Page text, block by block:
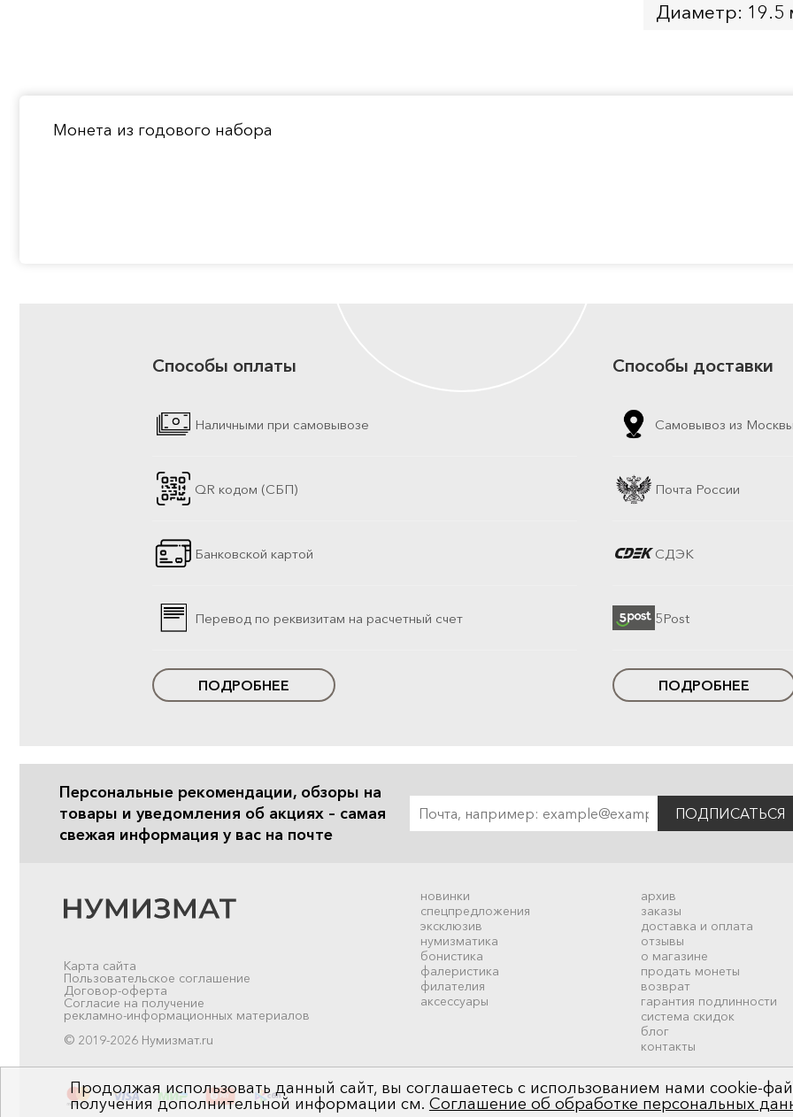
Диаметр: 19.5
Монета из годового набора
Способы оплаты
Наличными при самовывозе
QR кодом (СБП)
Банковской картой
Перевод по реквизитам на расчетный счет
ПОДРОБНЕЕ
Способы доставки
Самовывоз из
Почта России
СДЭК
5Post
ПОДРОБНЕЕ
Персональные рекомендации, обзоры на
товары и уведомления об акциях – самая
свежая информация у вас на почте
ПОДПИСАТЬСЯ
новинки
спецпредложения
эксклюзив
нумизматика
бонистика
фалеристика
филателия
аксессуары
архив
заказы
доставка и оплата
отзывы
о магазине
продать монеты
возврат
гарантия подлинности
система скидок
блог
контакты
Карта сайта
Пользовательское соглашение
Договор-оферта
Согласие на получение
рекламно-информационных материалов
© 2019-2026 Нумизмат.ru
Продолжая использовать данный сайт, вы соглашаетесь с использованием нами cookie-
получения дополнительной информации см. Соглашение об обработке персональных